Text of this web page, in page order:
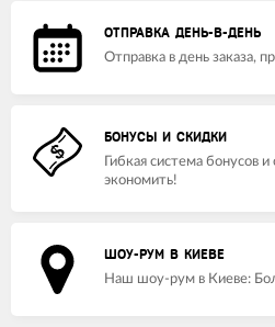
ОТПРАВКА ДЕНЬ-В-ДЕНЬ
Отправка в день заказа,
БОНУСЫ И СКИДКИ
Гибкая система бонусов
экономить!
ШОУ-РУМ В КИЕВЕ
Наш шоу-рум в Киеве: